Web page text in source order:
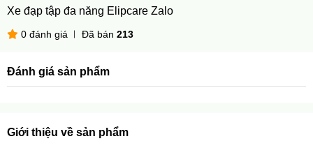
Xe đạp tập đa năng Elipcare Zalo
0 đánh giá Đã bán 213
Đánh giá sản phẩm
Giới thiệu về sản phẩm